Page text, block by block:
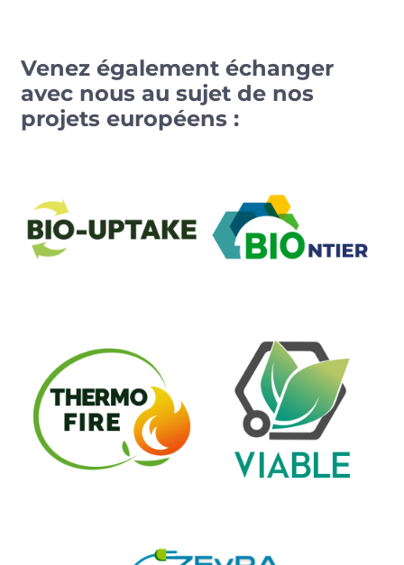
Venez également échanger
avec nous au sujet de nos
projets européens :